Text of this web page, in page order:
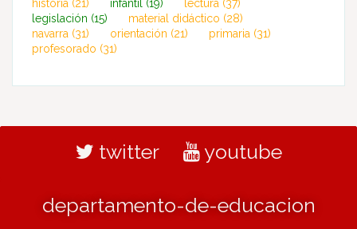
historia (21) infantil (19) lectura (37)
legislación (15) material didáctico (28)
navarra (31) orientación (21) primaria (31)
profesorado (31)
twitter youtube
departamento-de-educacion